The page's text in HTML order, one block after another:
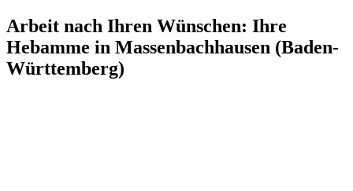
Arbeit nach Ihren Wünschen: Ihre
Hebamme in Massenbachhausen (Baden-
Württemberg)